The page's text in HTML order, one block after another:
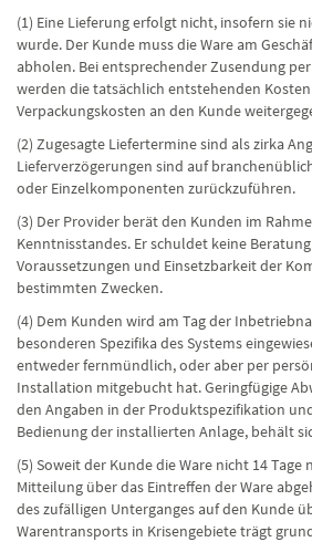
(1) Eine Lieferung erfolgt nicht, insofern sie
wurde. Der Kunde muss die Ware am
abholen. Bei entsprechender Zusendung
werden die tatsächlich entstehenden
Verpackungskosten an den Kunde
(2) Zugesagte Liefertermine sind als zirka
Lieferverzögerungen sind auf
oder Einzelkomponenten zurückzuführen.
(3) Der Provider berät den Kunden im
Kenntnisstandes. Er schuldet keine
Voraussetzungen und Einsetzbarkeit der
bestimmten Zwecken.
(4) Dem Kunden wird am Tag der
besonderen Spezifika des Systems
entweder fernmündlich, oder aber per
Installation mitgebucht hat. Geringfügige
den Angaben in der Produktspezifikation
Bedienung der installierten Anlage, behält
(5) Soweit der Kunde die Ware nicht 14 Tage
Mitteilung über das Eintreffen der Ware
des zufälligen Unterganges auf den Kunde
Warentransports in Krisengebiete trägt